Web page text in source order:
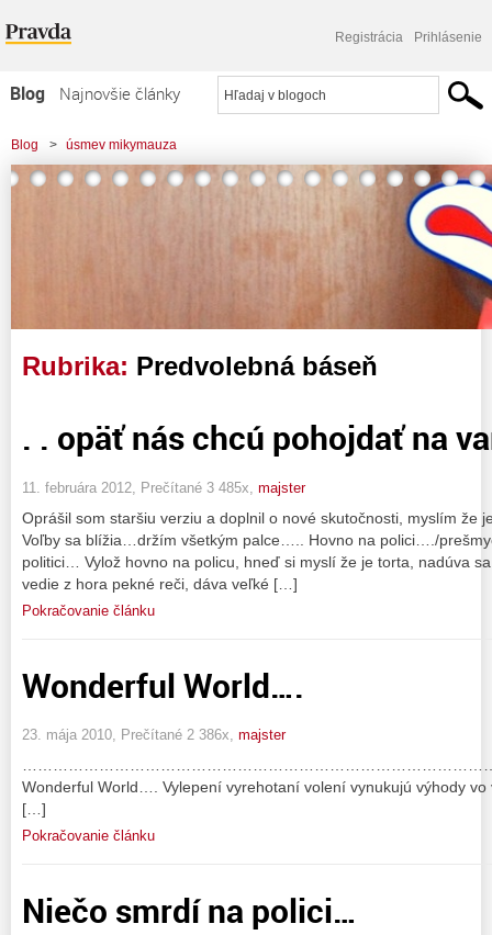
Registrácia Prihlásenie
Blog
Najnovšie články
Najčítanejšie články
Najkomentovanejšie články
Blog > úsmev mikymauza
Rubrika: Predvolebná báseň
. . opäť nás chcú pohojdať na
11. februára 2012, Prečítané 3 485x, majster
Oprášil som staršiu verziu a doplnil o nové skutočnosti, myslím že
Voľby sa blížia…držím všetkým palce….. Hovno na polici…./
politici… Vylož hovno na policu, hneď si myslí že je torta, nadúva
vedie z hora pekné reči, dáva veľké […]
Pokračovanie článku
Wonderful World….
23. mája 2010, Prečítané 2 386x, majster
Wonderful World…. Vylepení vyrehotaní volení vynukujú výhody vo
[…]
Pokračovanie článku
Niečo smrdí na polici…